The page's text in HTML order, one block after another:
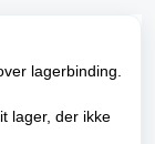
lagerbinding.
lager, der ikke